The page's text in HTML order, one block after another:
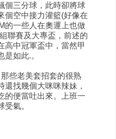
個三分球，此時卻將球
個空中接力灌籃(好像在
的一些人在奧運上也做
聯賽及大專盃，前述的
高中冠軍盃中，當然甲
如此.。
些老美套招套的很熟
還找幾個大咪咪辣妹，
的便當吐出來。上班一
氣。